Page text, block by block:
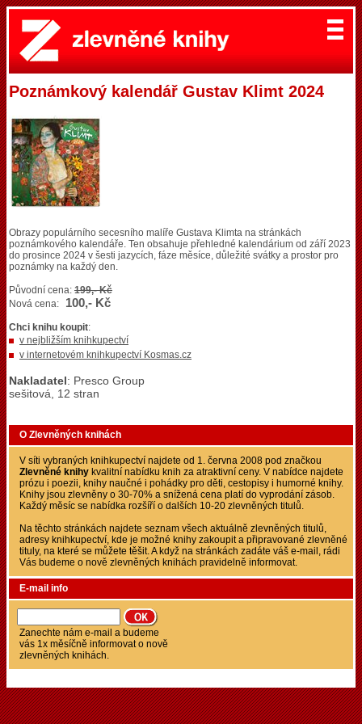
Poznámkový kalendář Gustav Klimt 2024
Obrazy populárního secesního malíře Gustava Klimta na stránkách
poznámkového kalendáře. Ten obsahuje přehledné kalendárium od září 2023
do prosince 2024 v šesti jazycích, fáze měsíce, důležité svátky a prostor pro
poznámky na každý den.
Původní cena: 199,- Kč
Nová cena:
100,- Kč
Chci knihu koupit:
v nejbližším knihkupectví
v internetovém knihkupectví Kosmas.cz
Nakladatel: Presco Group
sešitová, 12 stran
O Zlevněných knihách
V síti vybraných knihkupectví najdete od 1. června 2008 pod značkou
Zlevněné knihy kvalitní nabídku knih za atraktivní ceny. V nabídce najdete
prózu i poezii, knihy naučné i pohádky pro děti, cestopisy i humorné knihy.
Knihy jsou zlevněny o 30-70% a snížená cena platí do vyprodání zásob.
Každý měsíc se nabídka rozšíří o dalších 10-20 zlevněných titulů.
Na těchto stránkách najdete seznam všech aktuálně zlevněných titulů,
adresy knihkupectví, kde je možné knihy zakoupit a připravované zlevněné
tituly, na které se můžete těšit. A když na stránkách zadáte váš e-mail, rádi
Vás budeme o nově zlevněných knihách pravidelně informovat.
E-mail info
Zanechte nám e-mail a budeme
vás 1x měsíčně informovat o nově
zlevněných knihách.